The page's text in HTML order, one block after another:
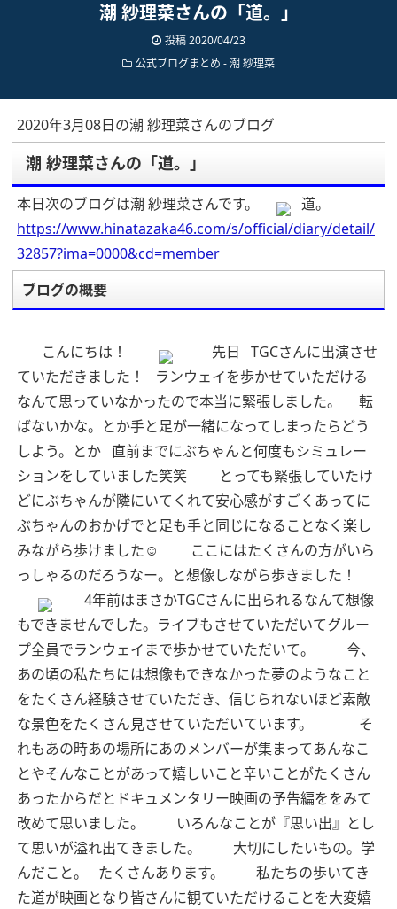
潮 紗理菜さんの「道。」
投稿 2020/04/23
公式ブログまとめ -潮 紗理菜
2020年3月08日の潮 紗理菜さんのブログ
潮 紗理菜さんの「道。」
本日次のブログは潮 紗理菜さんです。
道。
https://www.hinatazaka46.com/s/official/diary/detail/
32857?ima=0000&cd=member
ブログの概要
こんにちは！ 先日
TGCさんに出演させ
ていただきました！
ランウェイを歩かせていただける
なんて思っていなかったので本当に緊張しました。
転
ばないかな。とか手と足が一緒になってしまったらどう
しよう。とか 直前までにぶちゃんと何度もシミュレー
ションをしていました笑笑
とっても緊張していたけ
どにぶちゃんが隣にいてくれて安心感がすごくあってに
ぶちゃんのおかげでと足も手と同じになることなく楽し
みながら歩けました☺︎
ここにはたくさんの方がいら
っしゃるのだろうなー。と想像しながら歩きました！
4年前はまさかTGCさんに出られるなんて想像
もできませんでした。ライブもさせていただいてグルー
プ全員でランウェイまで歩かせていただいて。
今、
あの頃の私たちには想像もできなかった夢のようなこと
をたくさん経験させていただき、信じられないほど素敵
な景色をたくさん見させていただいています。
そ
れもあの時あの場所にあのメンバーが集まってあんなこ
とやそんなことがあって嬉しいこと辛いことがたくさん
あったからだとドキュメンタリー映画の予告編ををみて
改めて思いました。
いろんなことが『思い出』とし
て思いが溢れ出てきました。
大切にしたいもの。学
んだこと。
たくさんあります。
私たちの歩いてき
た道が映画となり皆さんに観ていただけることを大変嬉